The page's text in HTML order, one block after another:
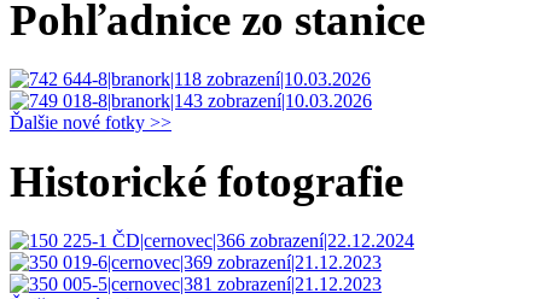
Pohľadnice zo stanice
Ďalšie nové fotky >>
Historické fotografie